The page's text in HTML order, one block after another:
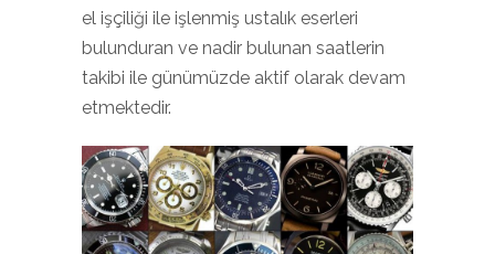
el işçiliği ile işlenmiş ustalık eserleri
bulunduran ve nadir bulunan saatlerin
takibi ile günümüzde aktif olarak devam
etmektedir.